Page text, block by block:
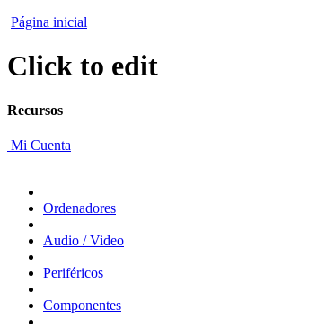
Página inicial
Click to edit
Recursos
Mi Cuenta
Ordenadores
Audio / Video
Periféricos
Componentes